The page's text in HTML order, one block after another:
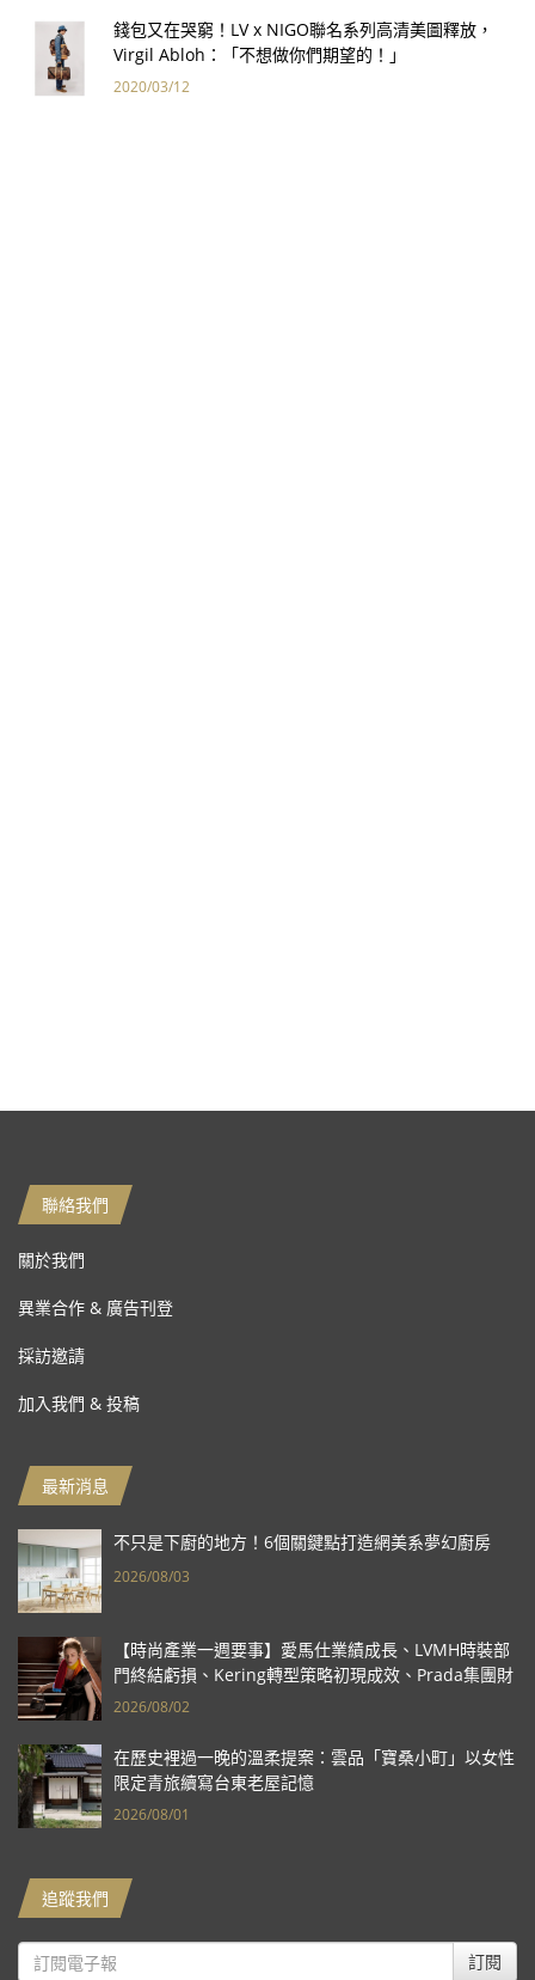
錢包又在哭窮！LV x NIGO聯名系列高清美圖釋放，
Virgil Abloh：「不想做你們期望的！」
2020/03/12
聯絡我們
關於我們
異業合作 & 廣告刊登
採訪邀請
加入我們 & 投稿
最新消息
不只是下廚的地方！6個關鍵點打造網美系夢幻廚房
2026/08/03
【時尚產業一週要事】愛馬仕業績成長、LVMH時裝部
門終結虧損、Kering轉型策略初現成效、Prada集團財
報亮眼
2026/08/02
在歷史裡過一晚的溫柔提案：雲品「寶桑小町」以女性
限定青旅續寫台東老屋記憶
2026/08/01
追蹤我們
訂閱